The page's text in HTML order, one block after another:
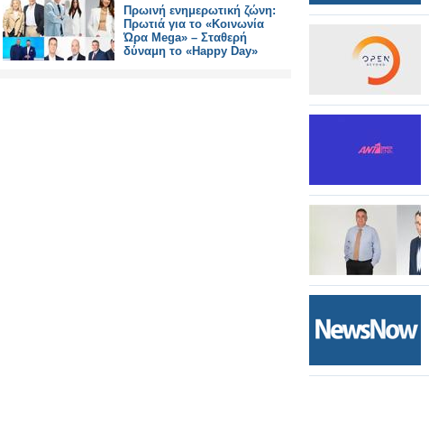
Πρωινή ενημερωτική ζώνη:
Πρωτιά για το «Κοινωνία
Ώρα Mega» – Σταθερή
δύναμη το «Happy Day»